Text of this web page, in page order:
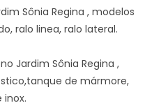
Sônia Regina , modelos
ralo linea, ralo lateral.
no Jardim Sônia Regina ,
de mármore,
inox.